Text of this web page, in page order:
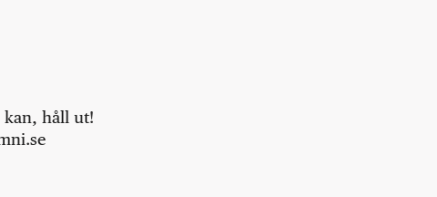
kan, håll ut!